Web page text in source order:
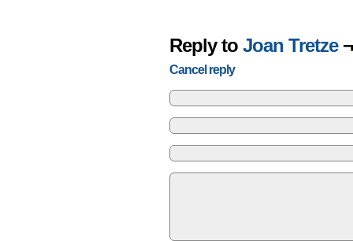
Reply to Joan Tretze¬
Cancel reply